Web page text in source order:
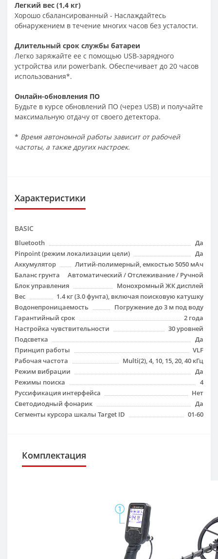
Легкий вес (1,4 кг)
Хорошо сбалансированный - Наслаждайтесь
обнаружением в течение многих часов без усталости.
Длительный срок службы батареи
Легко заряжайте ее с помощью USB-зарядного
устройства или powerbank. Обеспечивает до 20 часов
использования*.
Онлайн-обновления ПО
Будьте в курсе обновлений ПО (через USB) и получайте
максимальную отдачу от своего детектора.
* Время автономной работы зависит от рабочей
частоты, а также других настроек.
Характеристики
BASIC
Bluetooth
Да
Pinpoint (режим локализации цели)
Да
Аккумулятор
Литий-полимерный, емкостью 5050 мАч
Баланс грунта
Автоматический / Отслеживание / Ручной
Блок управления
Монохромный ЖК дисплей
Вес
1.4 кг (3.0 фунта), включая поисковую катушку
Водонепроницаемость
Погружение до 3 м под воду
Гарантийный срок
2 года
Настройка чувствительности
30 уровней
Подсветка
Да
Принцип работы
VLF
Рабочая частота
Multi(2), 4, 10, 15, 20, 40 кГц
Режим вибрации
Да
Режимы поиска
4
Русcификация интерфейса
Нет
Светодиодный фонарик
Да
Сегменты курсора шкалы Target ID
01-60
Комплектация